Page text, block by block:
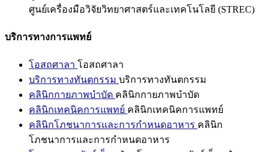
ศูนย์เครื่องมือวิจัยวิทยาศาสตร์และเทคโนโลยี (STREC)
บริการทางการแพทย์
โอสถศาลา โอสถศาลา
บริการทางทันตกรรม บริการทางทันตกรรม
คลินิกกายภาพบำบัด คลินิกกายภาพบำบัด
คลินิกเทคนิคการแพทย์ คลินิกเทคนิคการแพทย์
คลินิกโภชนาการและการกำหนดอาหาร คลินิก
โภชนาการและการกำหนดอาหาร